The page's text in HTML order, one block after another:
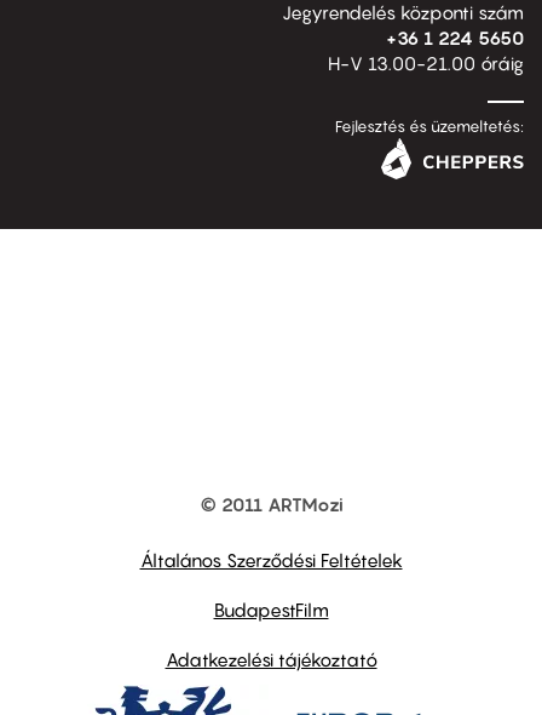
Jegyrendelés központi szám
+36 1 224 5650
H-V 13.00-21.00 óráig
Fejlesztés és üzemeltetés:
© 2011 ARTMozi
Általános Szerződési Feltételek
BudapestFilm
Adatkezelési tájékoztató